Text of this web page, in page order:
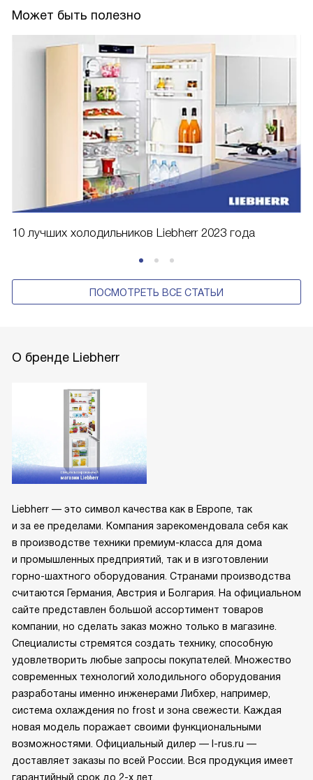
Может быть полезно
10 лучших холодильников Liebherr 2023 года
ПОСМОТРЕТЬ ВСЕ СТАТЬИ
О бренде Liebherr
Liebherr — это символ качества как в Европе, так
и за ее пределами. Компания зарекомендовала себя как
в производстве техники премиум-класса для дома
и промышленных предприятий, так и в изготовлении
горно-шахтного оборудования. Странами производства
считаются Германия, Австрия и Болгария. На официальном
сайте представлен большой ассортимент товаров
компании, но сделать заказ можно только в магазине.
Специалисты стремятся создать технику, способную
удовлетворить любые запросы покупателей. Множество
современных технологий холодильного оборудования
разработаны именно инженерами Либхер, например,
система охлаждения no frost и зона свежести. Каждая
новая модель поражает своими функциональными
возможностями. Официальный дилер — l-rus.ru —
доставляет заказы по всей России. Вся продукция имеет
гарантийный срок до 2-х лет.